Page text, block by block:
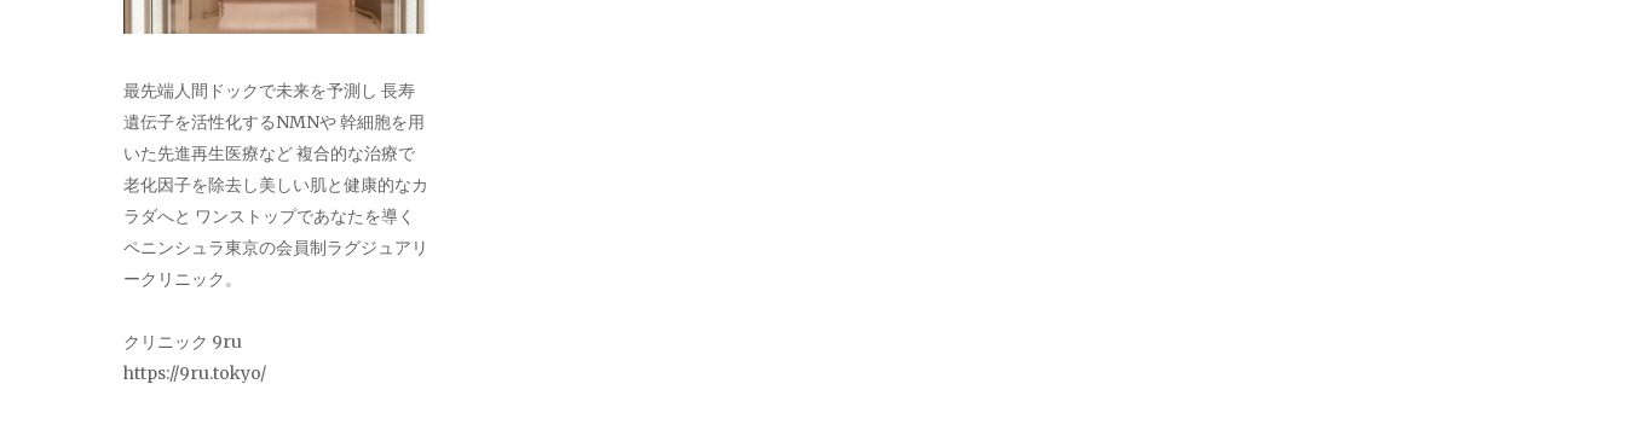
最先端人間ドックで未来を予測し 長寿
遺伝子を活性化するNMNや 幹細胞を用
いた先進再生医療など 複合的な治療で
老化因子を除去し美しい肌と健康的なカ
ラダへと ワンストップであなたを導く
ペニンシュラ東京の会員制ラグジュアリ
ークリニック。
クリニック 9ru
https://9ru.tokyo/